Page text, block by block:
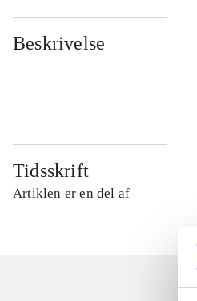
Beskrivelse
Tidsskrift
Artiklen er en del af